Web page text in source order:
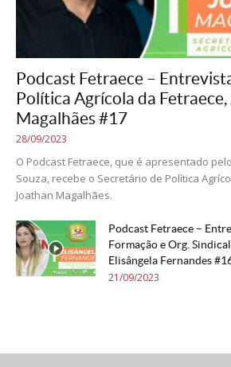
Podcast Fetraece –
Política Agrícola da
Magalhães #17
28/09/2023
O Podcast Fetraece, que é apresentado
Souza, recebe o Secretário de Política
Joathan Magalhães.
Podcast Fetraece –
Formação e Org.
Elisângela Fernandes
21/09/2023